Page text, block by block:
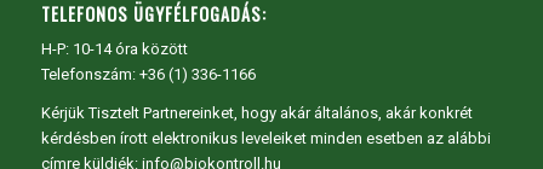
TELEFONOS ÜGYFÉLFOGADÁS:
H-P: 10-14 óra között
Telefonszám: +36 (1) 336-1166
Kérjük Tisztelt Partnereinket, hogy akár általános, akár konkrét
kérdésben írott elektronikus leveleiket minden esetben az alábbi
címre küldjék: info@biokontroll.hu